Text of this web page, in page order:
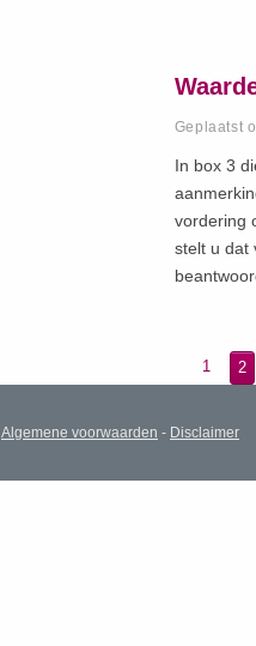
Geplaatst
In box 3
vordering
stelt u dat
1 2
Algemene voorwaarden - Disclaimer